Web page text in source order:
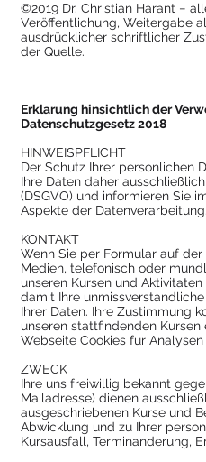
©2019 Dr. Christian Harant −
Veröffentlichung, Weitergabe
ausdrücklicher schriftlicher
der Quelle.
Erklarung hinsichtlich der
Datenschutzgesetz 2018
HINWEISPFLICHT
Der Schutz Ihrer personlichen
Ihre Daten daher
(DSGVO) und informieren Sie
Aspekte der Datenverarbeitung.
KONTAKT
Wenn Sie per Formular auf
Medien, telefonisch oder
unseren Kursen und
damit Ihre
Ihrer Daten. Ihre Zustimmung
unseren stattfindenden
Webseite Cookies fur
ZWECK
Ihre uns freiwillig bekannt
Mailadresse) dienen
ausgeschriebenen Kurse und
Abwicklung und zu Ihrer
Kursausfall, Terminanderung,